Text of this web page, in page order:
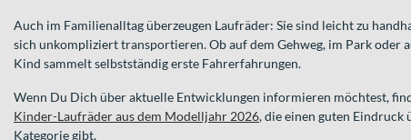
Auch im Familienalltag überzeugen Laufräder: Sie sind leicht zu
sich unkompliziert transportieren. Ob auf dem Gehweg, im Park oder
Kind sammelt selbstständig erste Fahrerfahrungen.
Wenn Du Dich über aktuelle Entwicklungen informieren möchtest,
Kinder-Laufräder aus dem Modelljahr 2026, die einen guten Eindruck
Kategorie gibt.